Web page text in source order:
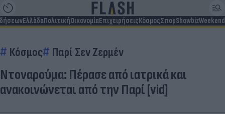
ΕλλάδαΠολιτικήΟικονομίαΕπιχειρήσειςΚόσμοςΣπορShowbizWeekend
Κόσμος Παρί Σεν Ζερμέν
Ντοναρούμα: Πέρασε από ιατρικά και
ανακοινώνεται από την Παρί [vid]